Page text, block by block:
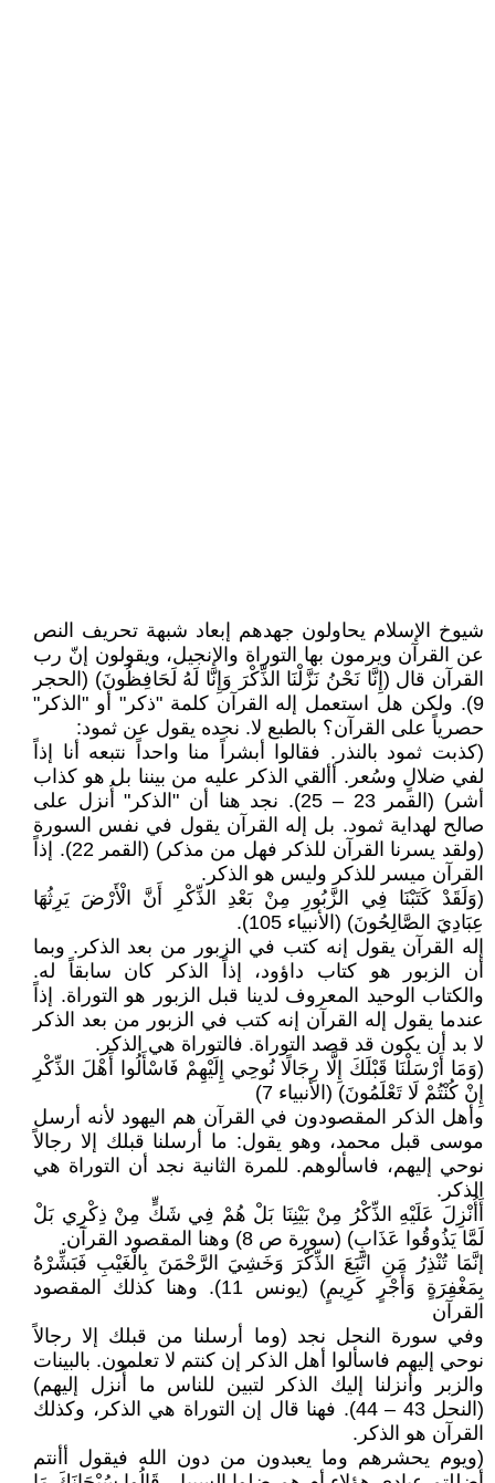
شيوخ الإسلام يحاولون جهدهم إبعاد شبهة تحريف النص
عن القرآن ويرمون بها التوراة والإنجيل، ويقولون إنّ رب
القرآن قال (إِنَّا نَحْنُ نَزَّلْنَا الذِّكْرَ وَإِنَّا لَهُ لَحَافِظُونَ) (الحجر
9). ولكن هل استعمل إله القرآن كلمة "ذكر" أو "الذكر"
حصرياً على القرآن؟ بالطبع لا. نجده يقول عن ثمود:
(كذبت ثمود بالنذر. فقالوا أبشراً منا واحداً نتبعه أنا إذاً
لفي ضلالٍ وسُعر. أألقي الذكر عليه من بيننا بل هو كذاب
أشر) (القمر 23 – 25). نجد هنا أن "الذكر" أُنزل على
صالح لهداية ثمود. بل إله القرآن يقول في نفس السورة
(ولقد يسرنا القرآن للذكر فهل من مذكر) (القمر 22). إذاً
القرآن ميسر للذكر وليس هو الذكر.
(وَلَقَدْ كَتَبْنَا فِي الزَّبُورِ مِنْ بَعْدِ الذِّكْرِ أَنَّ الْأَرْضَ يَرِثُهَا
عِبَادِيَ الصَّالِحُونَ) (الأنبياء 105).
إله القرآن يقول إنه كتب في الزبور من بعد الذكر. وبما
أن الزبور هو كتاب داؤود، إذاً الذكر كان سابقاً له.
والكتاب الوحيد المعروف لدينا قبل الزبور هو التوراة. إذاً
عندما يقول إله القرآن إنه كتب في الزبور من بعد الذكر
لا بد أن يكون قد قصد التوراة. فالتوراة هي الذكر.
(وَمَا أَرْسَلْنَا قَبْلَكَ إِلَّا رِجَالًا نُوحِي إِلَيْهِمْ فَاسْأَلُوا أَهْلَ الذِّكْرِ
إِنْ كُنْتُمْ لَا تَعْلَمُونَ) (الأنبياء 7)
وأهل الذكر المقصودون في القرآن هم اليهود لأنه أرسل
موسى قبل محمد، وهو يقول: ما أرسلنا قبلك إلا رجالاً
نوحي إليهم، فاسألوهم. للمرة الثانية نجد أن التوراة هي
الذكر.
أَأُنْزِلَ عَلَيْهِ الذِّكْرُ مِنْ بَيْنِنَا بَلْ هُمْ فِي شَكٍّ مِنْ ذِكْرِي بَلْ
لَمَّا يَذُوقُوا عَذَابِ) (سورة ص 8) وهنا المقصود القرآن.
إنَّمَا تُنْذِرُ مَنِ اتَّبَعَ الذِّكْرَ وَخَشِيَ الرَّحْمَنَ بِالْغَيْبِ فَبَشِّرْهُ
بِمَغْفِرَةٍ وَأَجْرٍ كَرِيمٍ) (يونس 11). وهنا كذلك المقصود
القرآن
وفي سورة النحل نجد (وما أرسلنا من قبلك إلا رجالاً
نوحي إليهم فاسألوا أهل الذكر إن كنتم لا تعلمون. بالبينات
والزبر وأنزلنا إليك الذكر لتبين للناس ما أُنزل إليهم)
(النحل 43 – 44). فهنا قال إن التوراة هي الذكر، وكذلك
القرآن هو الذكر.
(ويوم يحشرهم وما يعبدون من دون الله فيقول أأنتم